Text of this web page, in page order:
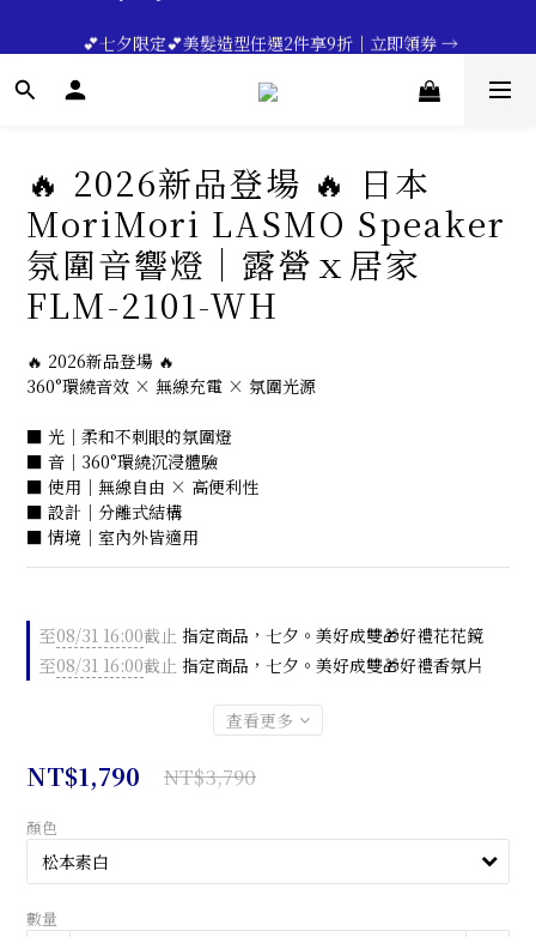
一分鐘登錄保固 | 買得安心又放心🔥▸▸
🔥 2026新品登場 🔥 日本
MoriMori LASMO Speaker
氛圍音響燈｜露營ｘ居家
FLM-2101-WH
🔥 2026新品登場 🔥
360°環繞音效 × 無線充電 × 氛圍光源
■ 光｜柔和不刺眼的氛圍燈
■ 音｜360°環繞沉浸體驗
■ 使用｜無線自由 × 高便利性
■ 設計｜分離式結構
■ 情境｜室內外皆適用
至08/31 16:00截止 指定商品，七夕。美好成雙🎁好禮花花鏡
至08/31 16:00截止 指定商品，七夕。美好成雙🎁好禮香氛片
查看更多
NT$1,790 NT$3,790
顏色
數量